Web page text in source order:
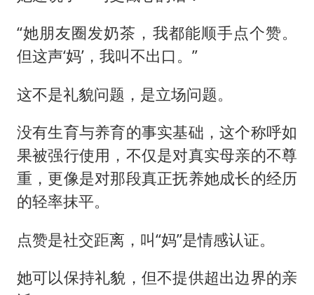
“她朋友圈发奶茶，我都能顺手点个赞。
但这声‘妈’，我叫不出口。”
这不是礼貌问题，是立场问题。
没有生育与养育的事实基础，这个称呼如
果被强行使用，不仅是对真实母亲的不尊
重，更像是对那段真正抚养她成长的经历
的轻率抹平。
点赞是社交距离，叫“妈”是情感认证。
她可以保持礼貌，但不提供超出边界的亲